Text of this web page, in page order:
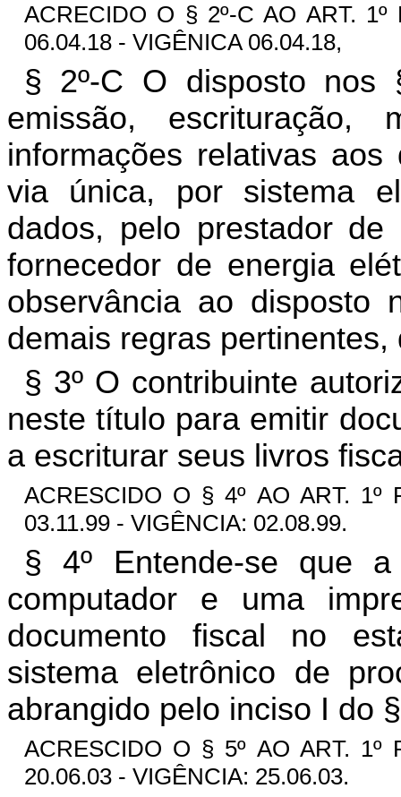
ACRECIDO O § 2º-C AO ART.
06.04.18 - VIGÊNICA 06.04.18,
§ 2º-C O disposto nos
emissão, escrituração,
informações relativas
via única, por sistema
dados, pelo prestador
fornecedor de energia
observância ao
demais regras pertinentes,
§ 3º O contribuinte
neste título para emitir
a escriturar seus livros
ACRESCIDO O § 4º AO ART. 1º
03.11.99 - VIGÊNCIA: 02.08.99.
§ 4º Entende-se que
computador e uma
documento fiscal no
sistema eletrônico de
abrangido pelo inciso I do
ACRESCIDO O § 5º AO ART. 1º
20.06.03 - VIGÊNCIA: 25.06.03.